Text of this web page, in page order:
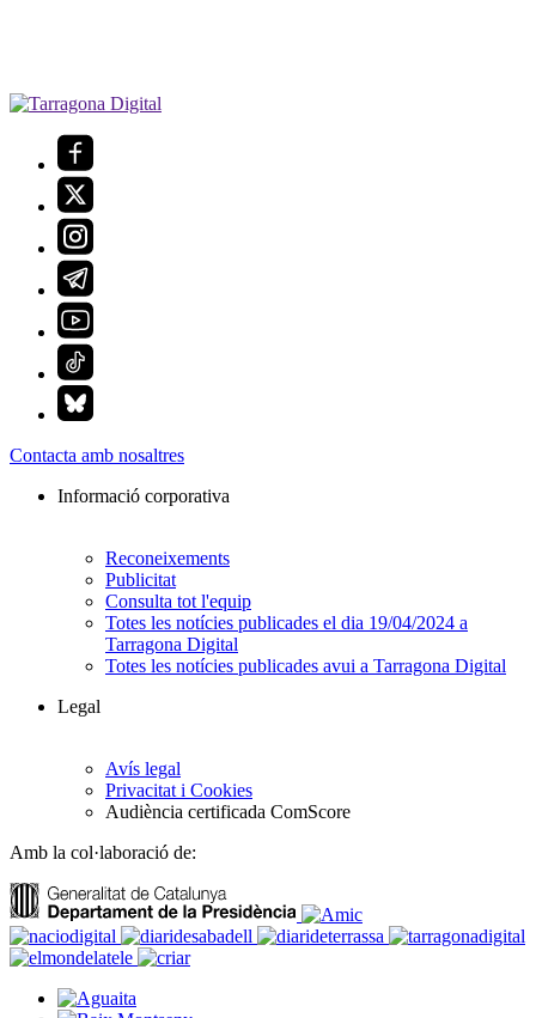
Contacta amb nosaltres
Informació corporativa
Reconeixements
Publicitat
Consulta tot l'equip
Totes les notícies publicades el dia 19/04/2024 a
Tarragona Digital
Totes les notícies publicades avui a Tarragona Digital
Legal
Avís legal
Privacitat i Cookies
Audiència certificada ComScore
Amb la col·laboració de: